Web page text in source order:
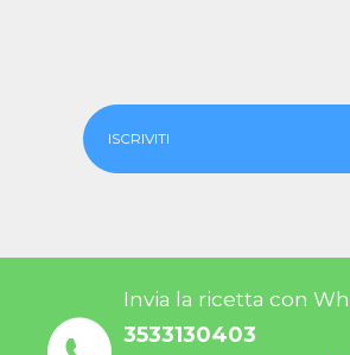
ISCRIVITI
Invia la ricetta con
3533130403